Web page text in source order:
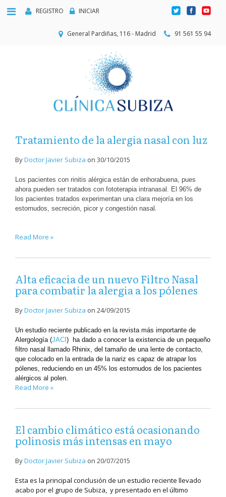
REGISTRO INICIAR
General Pardiñas, 116 - Madrid 91 561 55 94
Tratamiento de la alergia nasal con luz
ByDoctor Javier Subiza on 30/10/2015
Los pacientes con rinitis alérgica están de enhorabuena, pues
ahora pueden ser tratados con fototerapia intranasal. El 96% de
los pacientes tratados experimentan una clara mejoría en los
estornudos, secreción, picor y congestión nasal .
Read More »
Alta eficacia de un nuevo Filtro Nasal
para combatir la alergia a los pólenes
ByDoctor Javier Subiza on 24/09/2015
Un estudio reciente publicado en la revista más importante de
Alergología (JACI ) ha dado a conocer la existencia de un pequeño
filtro nasal llamado Rhinix, del tamaño de una lente de contacto,
que colocado en la entrada de la nariz es capaz de atrapar los
pólenes, reduciendo en un 45% los estornudos de los pacientes
alérgicos al polen.
Read More »
El cambio climático está ocasionando
polinosis más intensas en mayo
ByDoctor Javier Subiza on 20/07/2015
Esta es la principal conclusión de un estudio reciente llevado
acabo por el grupo de Subiza, y presentado en el último